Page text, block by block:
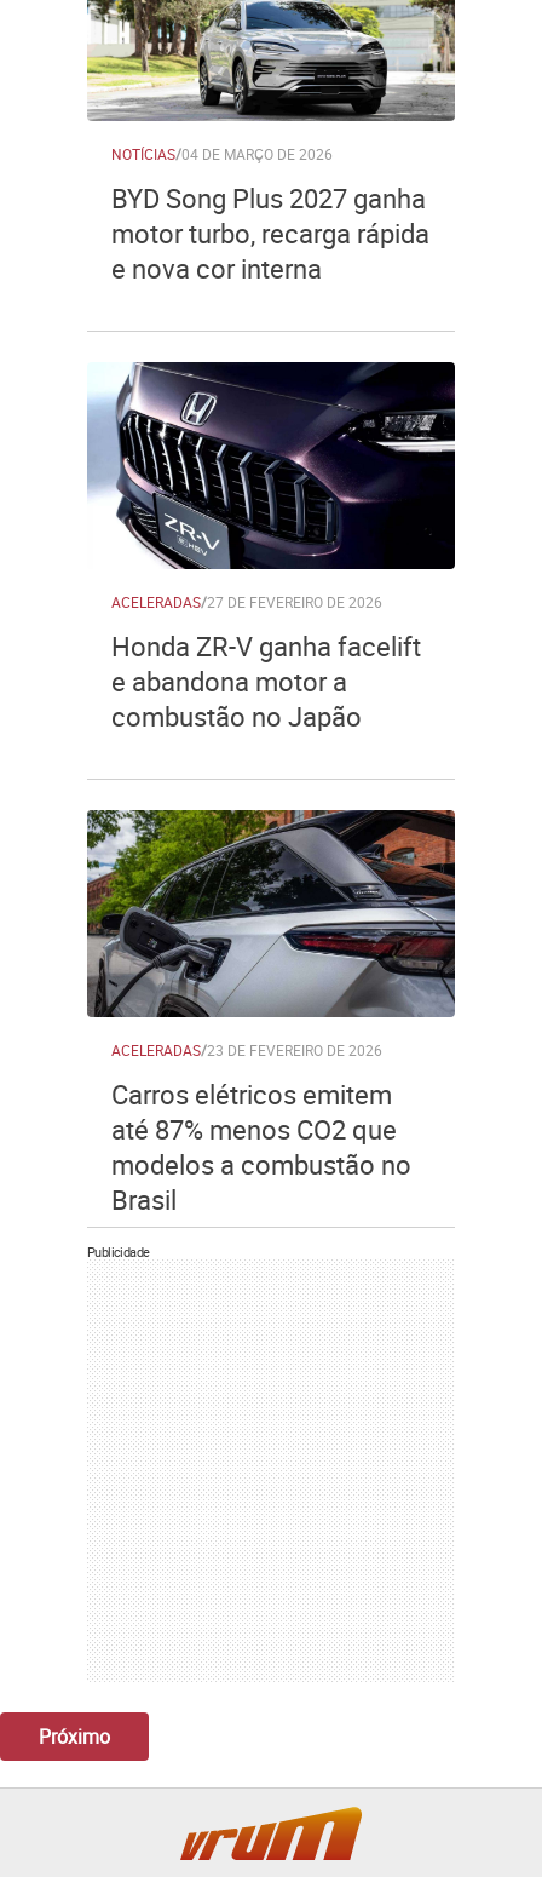
NOTÍCIAS/04 DE MARÇO DE 2026
BYD Song Plus 2027 ganha
motor turbo, recarga rápida
e nova cor interna
ACELERADAS/27 DE FEVEREIRO DE 2026
Honda ZR-V ganha facelift
e abandona motor a
combustão no Japão
ACELERADAS/23 DE FEVEREIRO DE 2026
Carros elétricos emitem
até 87% menos CO2 que
modelos a combustão no
Brasil
Publicidade
Próximo